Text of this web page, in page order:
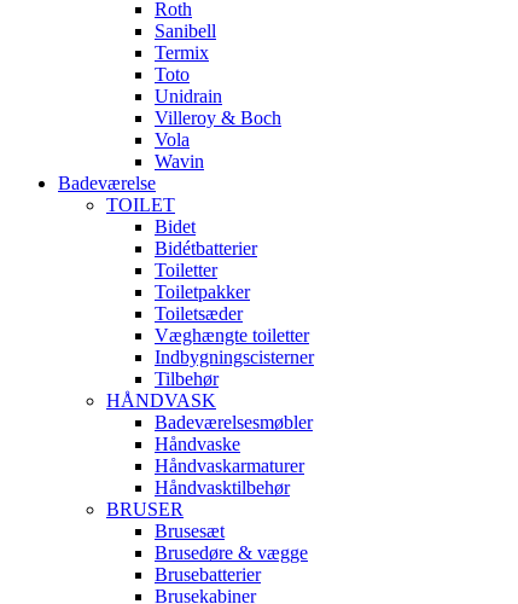
Roth
Sanibell
Termix
Toto
Unidrain
Villeroy & Boch
Vola
Wavin
Badeværelse
TOILET
Bidet
Bidétbatterier
Toiletter
Toiletpakker
Toiletsæder
Væghængte toiletter
Indbygningscisterner
Tilbehør
HÅNDVASK
Badeværelsesmøbler
Håndvaske
Håndvaskarmaturer
Håndvasktilbehør
BRUSER
Brusesæt
Brusedøre & vægge
Brusebatterier
Brusekabiner